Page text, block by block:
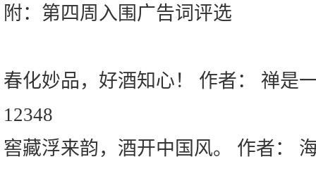
附：第四周入围广告词评选
春化妙品，好酒知心！ 作者： 禅是
12348
窖藏浮来韵，酒开中国风。 作者：